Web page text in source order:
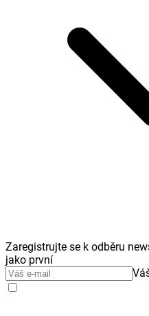
Zaregistrujte se k odběru
jako první